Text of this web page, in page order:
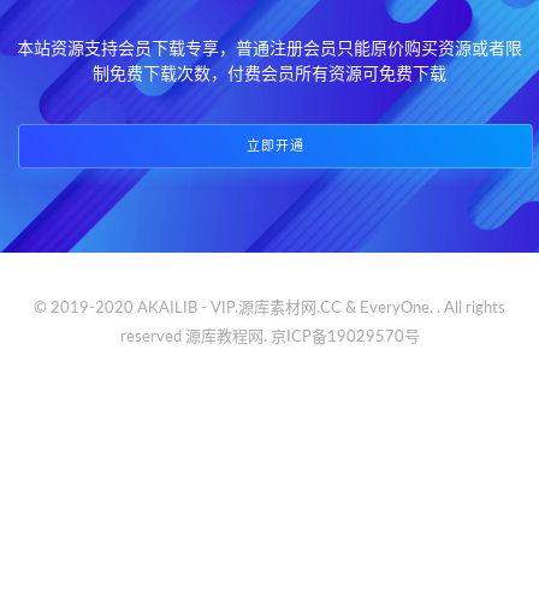
本站资源支持会员下载专享，普通注册会员只能原价购买资源或者限
制免费下载次数，付费会员所有资源可免费下载
立即开通
© 2019-2020 AKAILIB - VIP.源库素材网.CC & EveryOne. . All rights
reserved 源库教程网. 京ICP备19029570号